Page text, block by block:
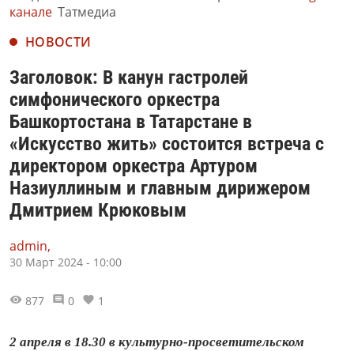
канале Татмедиа
НОВОСТИ
Заголовок: В канун гастролей
симфонического оркестра
Башкортостана в Татарстане в
«Искусство жить» состоится встреча с
директором оркестра Артуром
Назиуллиным и главным дирижером
Дмитрием Крюковым
admin,
30 Март 2024 - 10:00
877 0 1
2 апреля в 18.30 в культурно-просветительском